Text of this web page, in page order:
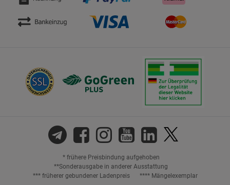
* frühere Preisbindung aufgehoben
**Sonderausgabe in anderer Ausstattung
*** früherer gebundener Ladenpreis
**** Mängelexemplar